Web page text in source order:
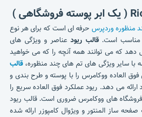
منظوره وردپرس حرفه ای است که برای هر نوع
است. قالب ریود عناصر و ویژگی های
دهد که می توانند همه آنچه را که می خواهید
با سایر ویژگی های تم های چند منظوره، قالب
العاده ووکامرس را با پوسته و طرح بندی و
می دهد. ریود عملکرد فوق العاده سریع را
های ووکامرس ضروری است. قالب ریود
بار با 2 افزونه صفحه ساز المنتور و ویژوال کامپوزر ارائه شده